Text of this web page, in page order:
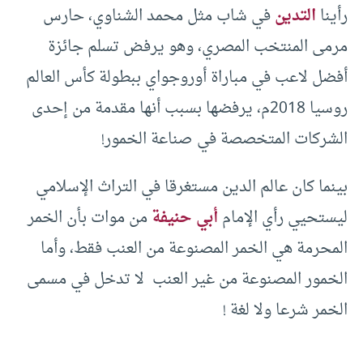
رأيناالتدينفي شاب مثل محمد الشناوي، حارس
مرمى المنتخب المصري، وهو يرفض تسلم جائزة
أفضل لاعب في مباراة أوروجواي ببطولة كأس العالم
روسيا 2018م، يرفضها بسبب أنها مقدمة من إحدى
الشركات المتخصصة في صناعة الخمور!
بينما كان عالم الدين مستغرقا في التراث الإسلامي
ليستحيي رأي الإمامأبي حنيفةمن موات بأن الخمر
المحرمة هي الخمر المصنوعة من العنب فقط، وأما
الخمور المصنوعة من غير العنب لا تدخل في مسمى
الخمر شرعا ولا لغة !